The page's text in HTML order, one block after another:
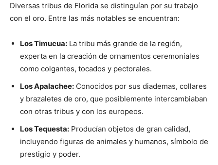
Diversas tribus de Florida se distinguían por su trabajo
con el oro. Entre las más notables se encuentran:
Los Timucua: La tribu más grande de la región,
experta en la creación de ornamentos ceremoniales
como colgantes, tocados y pectorales.
Los Apalachee: Conocidos por sus diademas, collares
y brazaletes de oro, que posiblemente intercambiaban
con otras tribus y con los europeos.
Los Tequesta: Producían objetos de gran calidad,
incluyendo figuras de animales y humanos, símbolo de
prestigio y poder.